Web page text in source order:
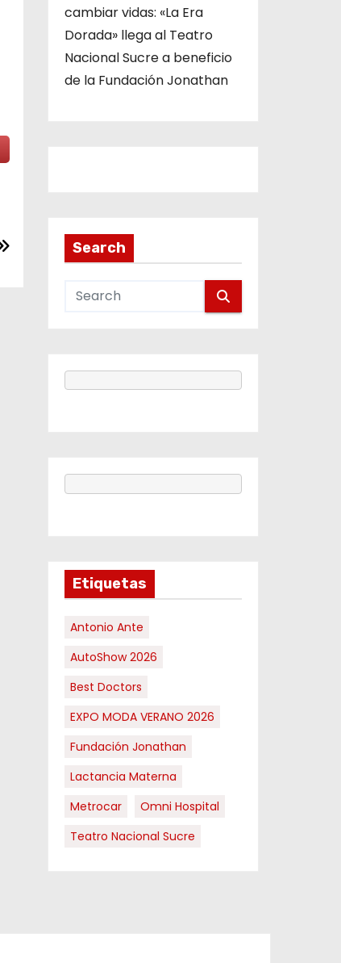
cambiar vidas: «La Era
Dorada» llega al Teatro
Nacional Sucre a beneficio
de la Fundación Jonathan
Search
Etiquetas
Antonio Ante
AutoShow 2026
Best Doctors
EXPO MODA VERANO 2026
Fundación Jonathan
Lactancia Materna
Metrocar
Omni Hospital
Teatro Nacional Sucre